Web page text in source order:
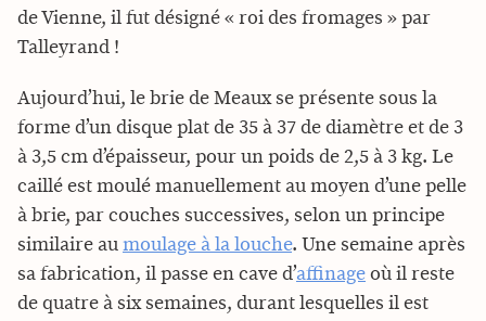
de Vienne, il fut désigné « roi des fromages » par
Talleyrand !
Aujourd’hui, le brie de Meaux se présente sous la
forme d’un disque plat de 35 à 37 de diamètre et de 3
à 3,5 cm d’épaisseur, pour un poids de 2,5 à 3 kg. Le
caillé est moulé manuellement au moyen d’une pelle
à brie, par couches successives, selon un principe
similaire au moulage à la louche. Une semaine après
sa fabrication, il passe en cave d’affinage où il reste
de quatre à six semaines, durant lesquelles il est